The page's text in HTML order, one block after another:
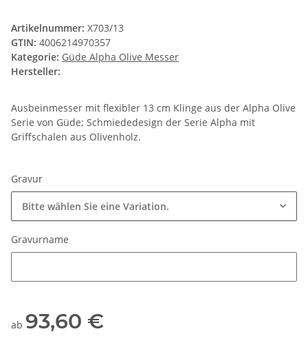
Artikelnummer: X703/13
GTIN: 4006214970357
Kategorie: Güde Alpha Olive Messer
Hersteller:
Ausbeinmesser mit flexibler 13 cm Klinge aus der Alpha Olive
Serie von Güde; Schmiededesign der Serie Alpha mit
Griffschalen aus Olivenholz.
Gravur
Bitte wählen Sie eine Variation.
Gravurname
ab 93,60 €